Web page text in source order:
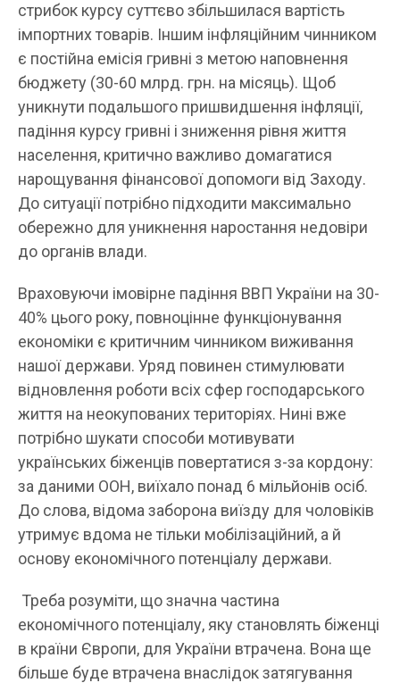
стрибок курсу суттєво збільшилася вартість
імпортних товарів. Іншим інфляційним чинником
є постійна емісія гривні з метою наповнення
бюджету (30-60 млрд. грн. на місяць). Щоб
уникнути подальшого пришвидшення інфляції,
падіння курсу гривні і зниження рівня життя
населення, критично важливо домагатися
нарощування фінансової допомоги від Заходу.
До ситуації потрібно підходити максимально
обережно для уникнення наростання недовіри
до органів влади.
Враховуючи імовірне падіння ВВП України на 30-
40% цього року, повноцінне функціонування
економіки є критичним чинником виживання
нашої держави. Уряд повинен стимулювати
відновлення роботи всіх сфер господарського
життя на неокупованих територіях. Нині вже
потрібно шукати способи мотивувати
українських біженців повертатися з-за кордону:
за даними ООН, виїхало понад 6 мільйонів осіб.
До слова, відома заборона виїзду для чоловіків
утримує вдома не тільки мобілізаційний, а й
основу економічного потенціалу держави.
Треба розуміти, що значна частина
економічного потенціалу, яку становлять біженці
в країни Європи, для України втрачена. Вона ще
більше буде втрачена внаслідок затягування